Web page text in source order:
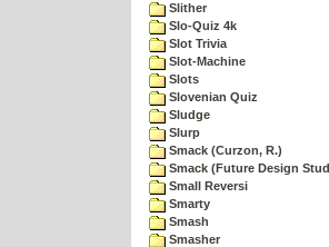
Slither
Slo-Quiz 4k
Slot Trivia
Slot-Machine
Slots
Slovenian Quiz
Sludge
Slurp
Smack (Curzon, R.)
Smack (Future Design
Small Reversi
Smarty
Smash
Smasher